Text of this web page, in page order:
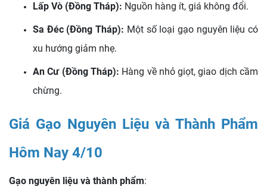
Lấp Vò (Đồng Tháp): Nguồn hàng ít, giá không đổi.
Sa Đéc (Đồng Tháp): Một số loại gạo nguyên liệu có
xu hướng giảm nhẹ.
An Cư (Đồng Tháp): Hàng về nhỏ giọt, giao dịch cầm
chừng.
Giá Gạo Nguyên Liệu và Thành Phẩm
Hôm Nay 4/10
Gạo nguyên liệu và thành phẩm: